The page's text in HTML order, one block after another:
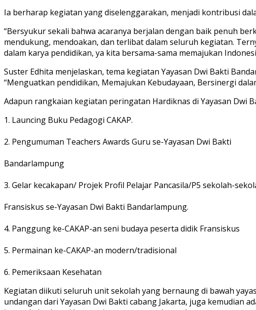
Ia berharap kegiatan yang diselenggarakan, menjadi kontribusi
“Bersyukur sekali bahwa acaranya berjalan dengan baik penuh
mendukung, mendoakan, dan terlibat dalam seluruh kegiatan.
dalam karya pendidikan, ya kita bersama-sama memajukan
Suster Edhita menjelaskan, tema kegiatan Yayasan Dwi Bakti
“Menguatkan pendidikan, Memajukan Kebudayaan, Bersinergi
Adapun rangkaian kegiatan peringatan Hardiknas di Yayasan Dwi
1. Launcing Buku Pedagogi CAKAP.
2. Pengumuman Teachers Awards Guru se-Yayasan Dwi Bakti
Bandarlampung
3. Gelar kecakapan/ Projek Profil Pelajar Pancasila/P5 sekolah-
Fransiskus se-Yayasan Dwi Bakti Bandarlampung.
4. Panggung ke-CAKAP-an seni budaya peserta didik Fransiskus
5. Permainan ke-CAKAP-an modern/tradisional
6. Pemeriksaan Kesehatan
Kegiatan diikuti seluruh unit sekolah yang bernaung di bawah
undangan dari Yayasan Dwi Bakti cabang Jakarta, juga kemudian